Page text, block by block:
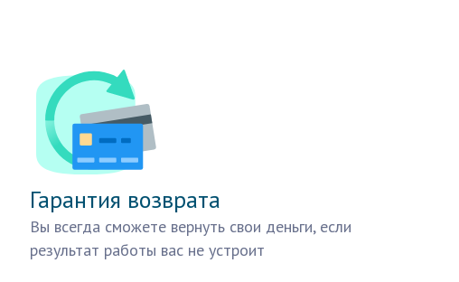
Гарантия возврата
Вы всегда сможете вернуть свои деньги, если
результат работы вас не устроит